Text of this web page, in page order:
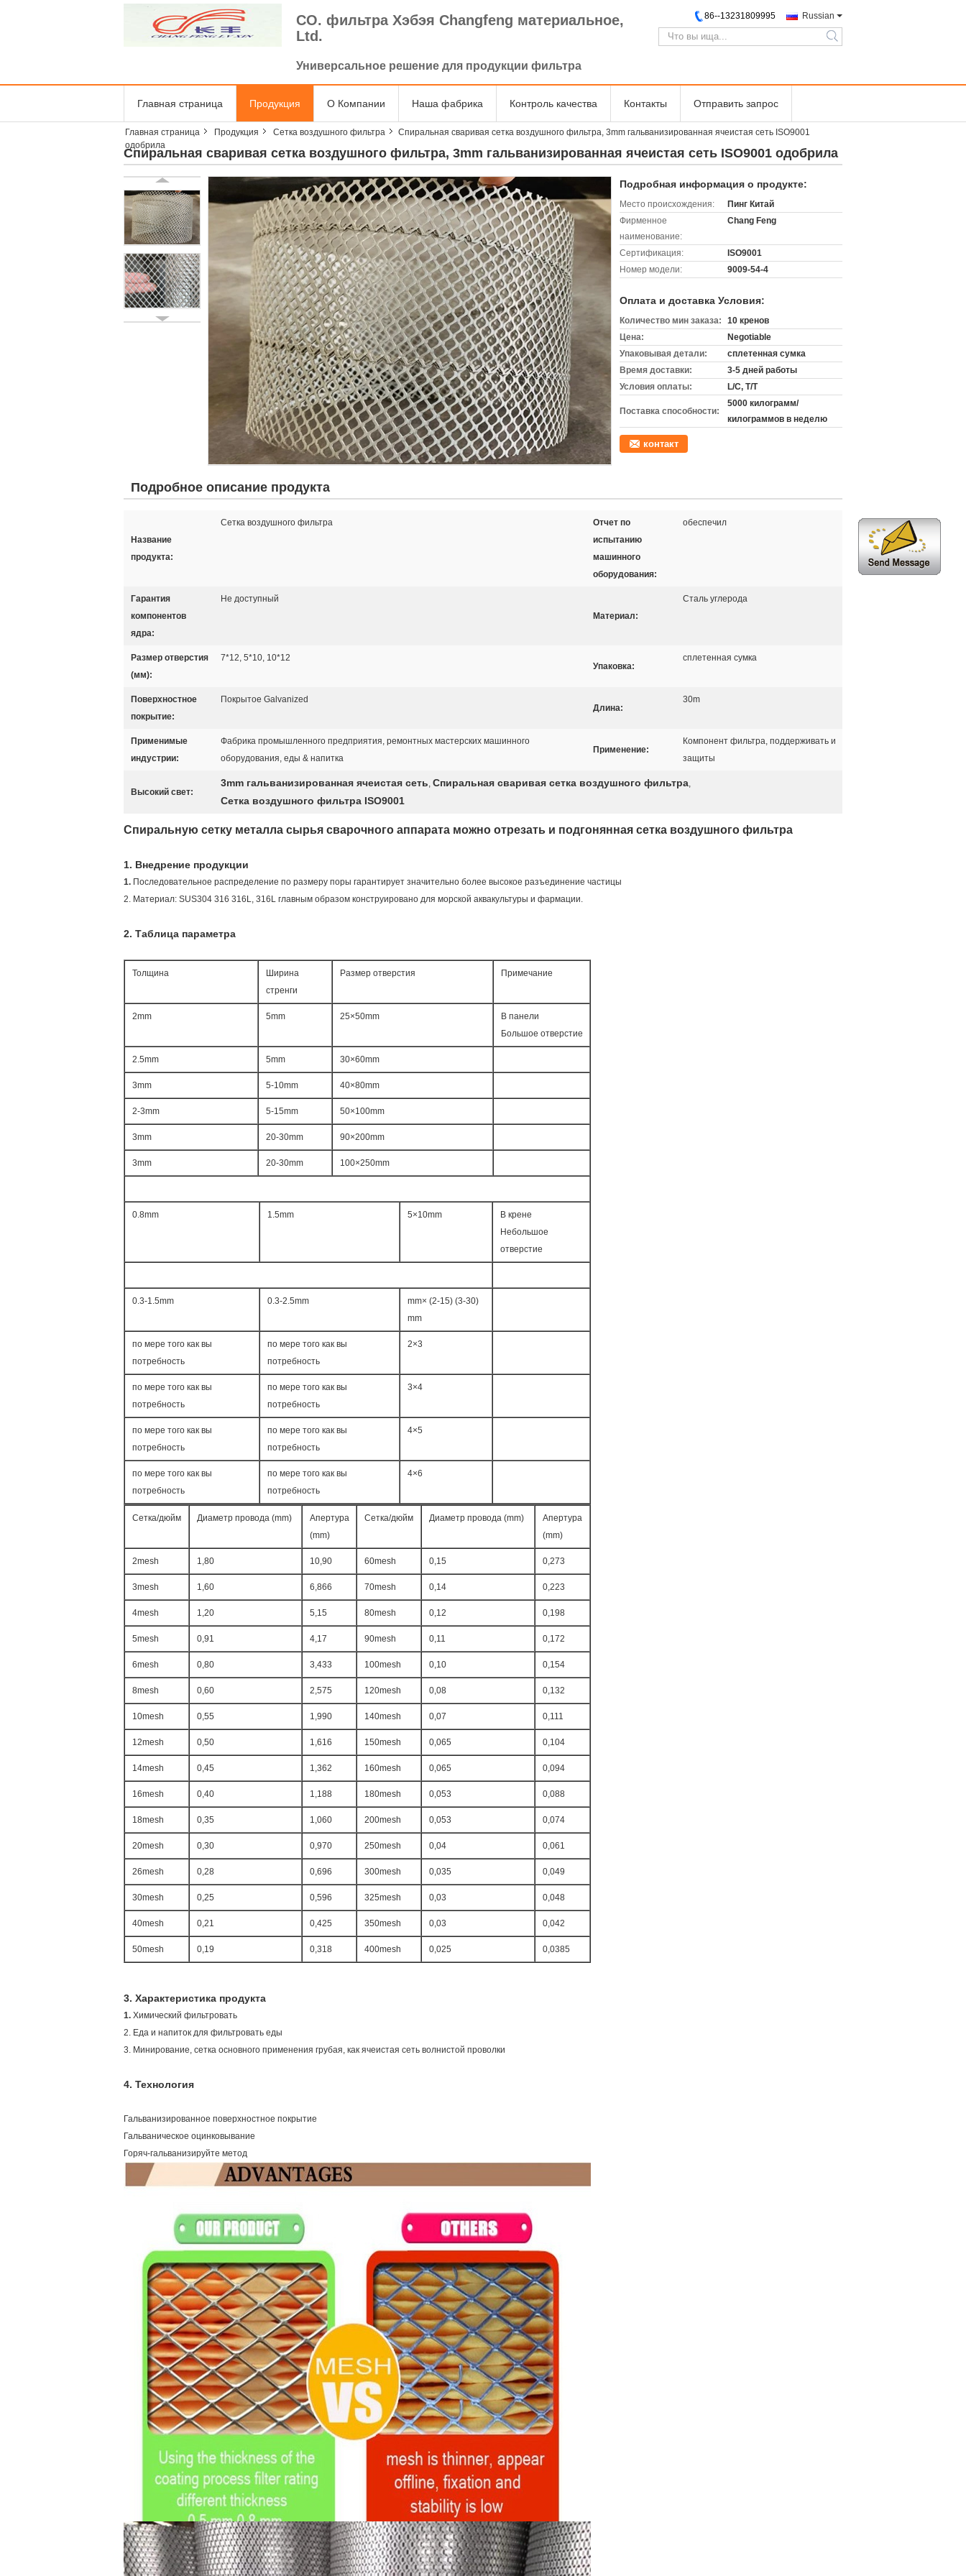
CO. фильтра Хэбэя Changfeng материальное,
Ltd.
Универсальное решение для продукции фильтра
Russian
86--13231809995
search
Главная страница Продукция О Компании Наша фабрика Контроль качества Контакты Отправить запрос
Главная страница Продукция Сетка воздушного фильтра
Спиральная сваривая сетка воздушного фильтра, 3mm гальванизированная ячеистая сеть ISO9001
одобрила
Спиральная сваривая сетка воздушного фильтра, 3mm гальванизированная ячеистая сеть ISO9001 одобрила
Подробная информация о продукте:
Место происхождения:
Пинг Китай
Фирменное
наименование:
Chang Feng
Сертификация:
ISO9001
Номер модели:
9009-54-4
Оплата и доставка Условия:
Количество мин заказа:
10 кренов
Цена:
Negotiable
Упаковывая детали:
сплетенная сумка
Время доставки:
3-5 дней работы
Условия оплаты:
L/C, T/T
Поставка способности:
5000 килограмм/
килограммов в неделю
контакт
Подробное описание продукта
Название
продукта:
Сетка воздушного фильтра
Отчет по
испытанию
машинного
оборудования:
обеспечил
Гарантия
компонентов
ядра:
Не доступный
Материал:
Сталь углерода
Размер отверстия
(мм):
7*12, 5*10, 10*12
Упаковка:
сплетенная сумка
Поверхностное
покрытие:
Покрытое Galvanized
Длина:
30m
Применимые
индустрии:
Фабрика промышленного предприятия, ремонтных мастерских машинного
оборудования, еды & напитка
Применение:
Компонент фильтра, поддерживать и
защиты
Высокий свет:
3mm гальванизированная ячеистая сеть, Спиральная сваривая сетка воздушного фильтра,
Сетка воздушного фильтра ISO9001
Спиральную сетку металла сырья сварочного аппарата можно отрезать и подгонянная сетка воздушного фильтра
1. Внедрение продукции
1. Последовательное распределение по размеру поры гарантирует значительно более высокое разъединение частицы
2. Материал: SUS304 316 316L, 316L главным образом конструировано для морской аквакультуры и фармации.
2. Таблица параметра
Толщина
Ширина
стренги
Размер отверстия Примечание
2mm 5mm 25×50mm
В панели
Большое отверстие
2.5mm 5mm 30×60mm
3mm 5-10mm 40×80mm
2-3mm 5-15mm 50×100mm
3mm 20-30mm 90×200mm
3mm 20-30mm 100×250mm
0.8mm 1.5mm 5×10mm
В крене
Небольшое
отверстие
0.3-1.5mm 0.3-2.5mm
mm× (2-15) (3-30)
mm
по мере того как вы
потребность
по мере того как вы
потребность
2×3
по мере того как вы
потребность
по мере того как вы
потребность
3×4
по мере того как вы
потребность
по мере того как вы
потребность
4×5
по мере того как вы
потребность
по мере того как вы
потребность
4×6
Сетка/дюйм Диаметр провода (mm)
Апертура
(mm)
Сетка/дюйм Диаметр провода (mm)
Апертура
(mm)
2mesh 1,80 10,90 60mesh 0,15 0,273
3mesh 1,60 6,866 70mesh 0,14 0,223
4mesh 1,20 5,15 80mesh 0,12 0,198
5mesh 0,91 4,17 90mesh 0,11 0,172
6mesh 0,80 3,433 100mesh 0,10 0,154
8mesh 0,60 2,575 120mesh 0,08 0,132
10mesh 0,55 1,990 140mesh 0,07 0,111
12mesh 0,50 1,616 150mesh 0,065 0,104
14mesh 0,45 1,362 160mesh 0,065 0,094
16mesh 0,40 1,188 180mesh 0,053 0,088
18mesh 0,35 1,060 200mesh 0,053 0,074
20mesh 0,30 0,970 250mesh 0,04 0,061
26mesh 0,28 0,696 300mesh 0,035 0,049
30mesh 0,25 0,596 325mesh 0,03 0,048
40mesh 0,21 0,425 350mesh 0,03 0,042
50mesh 0,19 0,318 400mesh 0,025 0,0385
3. Характеристика продукта
1. Химический фильтровать
2. Еда и напиток для фильтровать еды
3. Минирование, сетка основного применения грубая, как ячеистая сеть волнистой проволки
4. Технология
Гальванизированное поверхностное покрытие
Гальваническое оцинковывание
Горяч-гальванизируйте метод